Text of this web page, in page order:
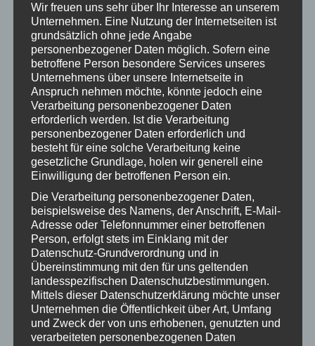
Februar 2022
Januar 2022
November 2021
Oktober 2021
September 2021
August 2021
Juli 2021
Juni 2021
Mai 2021
Dezember 2020
November 2020
Januar 2020
November 2019
Wir freuen uns sehr über Ihr Interesse an unserem
Unternehmen. Eine Nutzung der Internetseiten ist
grundsätzlich ohne jede Angabe
personenbezogener Daten möglich. Sofern eine
betroffene Person besondere Services unseres
Unternehmens über unsere Internetseite in
Anspruch nehmen möchte, könnte jedoch eine
Verarbeitung personenbezogener Daten
erforderlich werden. Ist die Verarbeitung
personenbezogener Daten erforderlich und
besteht für eine solche Verarbeitung keine
gesetzliche Grundlage, holen wir generell eine
Einwilligung der betroffenen Person ein.
Die Verarbeitung personenbezogener Daten,
beispielsweise des Namens, der Anschrift, E-Mail-
Adresse oder Telefonnummer einer betroffenen
Person, erfolgt stets im Einklang mit der
Datenschutz-Grundverordnung und in
Übereinstimmung mit den für uns geltenden
landesspezifischen Datenschutzbestimmungen.
Mittels dieser Datenschutzerklärung möchte unser
Unternehmen die Öffentlichkeit über Art, Umfang
und Zweck der von uns erhobenen, genutzten und
verarbeiteten personenbezogenen Daten